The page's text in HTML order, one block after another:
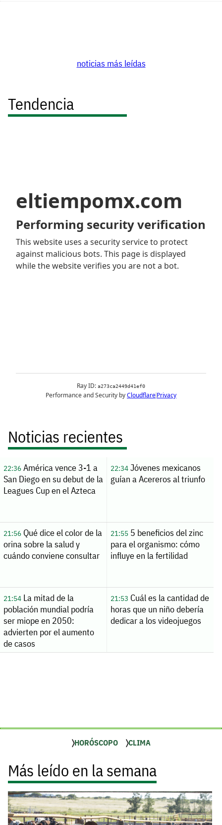
noticias más leídas
Tendencia
Noticias recientes
22:36América vence 3-1 a
San Diego en su debut de la
Leagues Cup en el Azteca
22:34Jóvenes mexicanos
guían a Acereros al triunfo
21:56Qué dice el color de la
orina sobre la salud y
cuándo conviene consultar
21:555 beneficios del zinc
para el organismo: cómo
influye en la fertilidad
21:54La mitad de la
población mundial podría
ser miope en 2050:
advierten por el aumento
de casos
21:53 Cuál es la cantidad de
horas que un niño debería
dedicar a los videojuegos
HORÓSCOPO CLIMA
Más leído en la semana